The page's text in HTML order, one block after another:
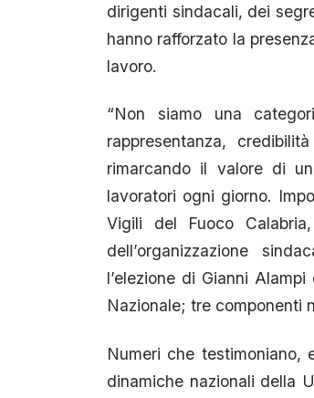
dirigenti sindacali, dei
hanno rafforzato la
lavoro.
“Non siamo una
rappresentanza,
rimarcando il valore di
lavoratori ogni giorno.
Vigili del Fuoco
dell’organizzazione
l’elezione di Gianni
Nazionale; tre componenti
Numeri che testimoniano,
dinamiche nazionali della